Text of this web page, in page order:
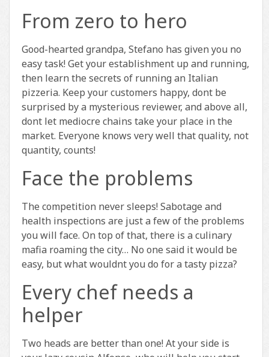
From zero to hero
Good-hearted grandpa, Stefano has given you no
easy task! Get your establishment up and running,
then learn the secrets of running an Italian
pizzeria. Keep your customers happy, dont be
surprised by a mysterious reviewer, and above all,
dont let mediocre chains take your place in the
market. Everyone knows very well that quality, not
quantity, counts!
Face the problems
The competition never sleeps! Sabotage and
health inspections are just a few of the problems
you will face. On top of that, there is a culinary
mafia roaming the city… No one said it would be
easy, but what wouldnt you do for a tasty pizza?
Every chef needs a
helper
Two heads are better than one! At your side is